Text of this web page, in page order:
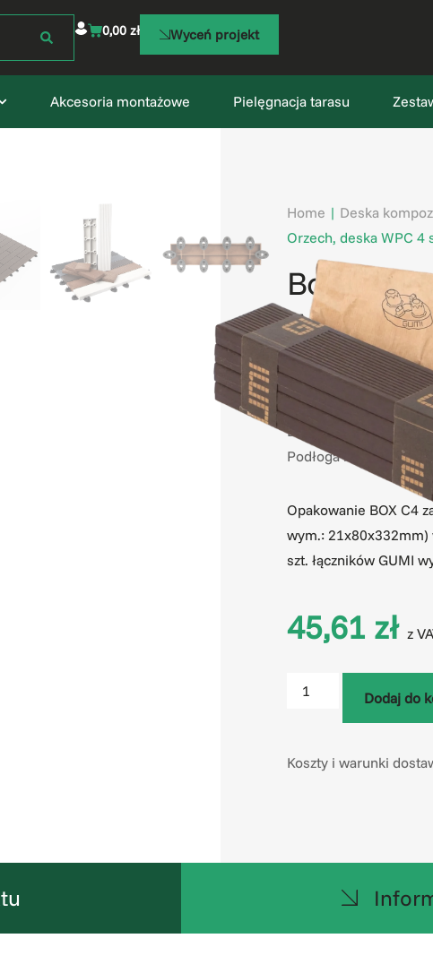
0,00 zł Wyceń projekt
Akcesoria montażowe Pielęgnacja tarasu
Home | Deska
Orzech, deska WPC 4
Box C4 –
WPC 4
łączniki
SKU
Kategorie
Deska kompozytowa
Podłoga na balkon
Opakowanie BOX C4
wym.: 21x80x332mm)
szt. łączników GUMI
45,61 zł z
Dodaj do
Koszty i warunki